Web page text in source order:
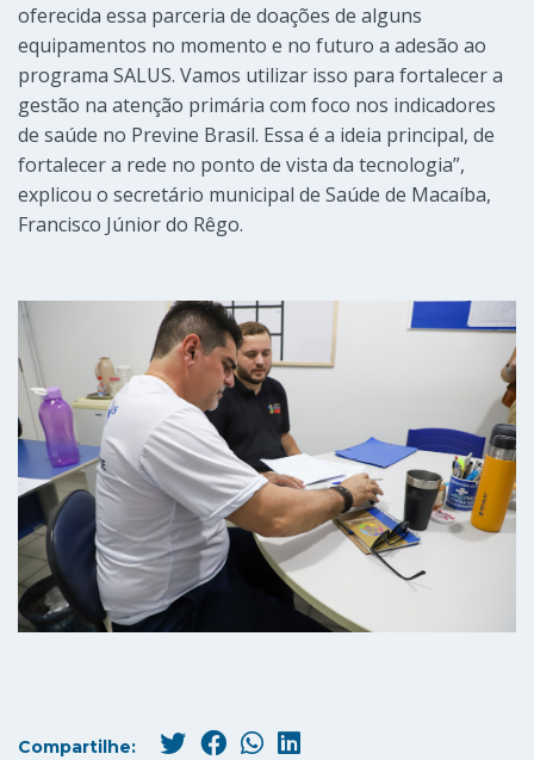
oferecida essa parceria de doações de alguns
equipamentos no momento e no futuro a adesão ao
programa SALUS. Vamos utilizar isso para fortalecer a
gestão na atenção primária com foco nos indicadores
de saúde no Previne Brasil. Essa é a ideia principal, de
fortalecer a rede no ponto de vista da tecnologia”,
explicou o secretário municipal de Saúde de Macaíba,
Francisco Júnior do Rêgo.
Compartilhe: